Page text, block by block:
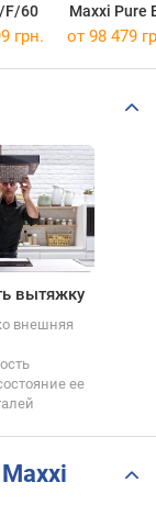
F/60
Maxxi Pure
MAT/F/
грн. от 98 479
Как почистить вытяжку
внешняя
ее